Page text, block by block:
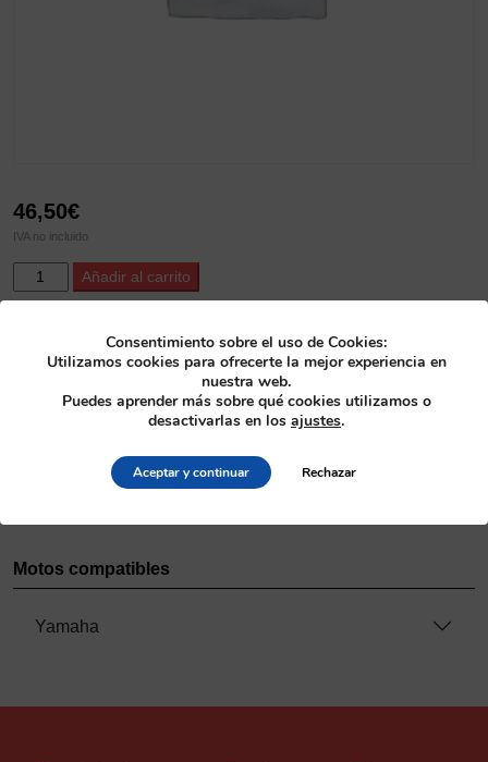
46,50€
IVA no incluido
ProX
Steering
TT225
cantidad
Añadir al carrito
24.110025
Categoría
Motos compatibles
Yamaha
Consentimiento sobre el uso de Cookies:
Utilizamos cookies para ofrecerte la mejor experiencia en
nuestra web.
Puedes aprender más sobre qué cookies utilizamos o
desactivarlas en los ajustes.
Aceptar y continuar Rechazar